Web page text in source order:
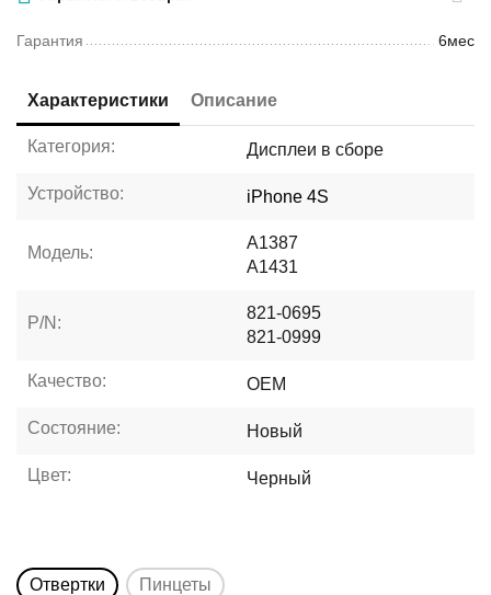
Гарантия 6мес
Характеристики Описание
Категория: Дисплеи в сборе
Устройство: iPhone 4S
Модель:
A1387
A1431
P/N:
821-0695
821-0999
Качество: OEM
Состояние: Новый
Цвет: Черный
Отвертки Пинцеты